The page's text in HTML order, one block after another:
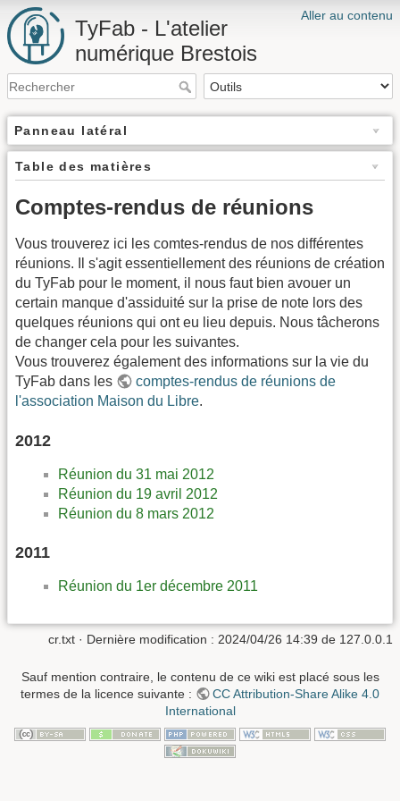
Aller au contenu
TyFab - L'atelier
numérique Brestois
Panneau latéral
Table des matières
Comptes-rendus de réunions
Vous trouverez ici les comtes-rendus de nos différentes
réunions. Il s'agit essentiellement des réunions de création
du TyFab pour le moment, il nous faut bien avouer un
certain manque d'assiduité sur la prise de note lors des
quelques réunions qui ont eu lieu depuis. Nous tâcherons
de changer cela pour les suivantes.
Vous trouverez également des informations sur la vie du
TyFab dans les
comptes-rendus de réunions de
l'association Maison du Libre.
2012
Réunion du 31 mai 2012
Réunion du 19 avril 2012
Réunion du 8 mars 2012
2011
Réunion du 1er décembre 2011
cr.txt · Dernière modification : 2024/04/26 14:39 de 127.0.0.1
Sauf mention contraire, le contenu de ce wiki est placé sous les
termes de la licence suivante :
CC Attribution-Share Alike 4.0
International